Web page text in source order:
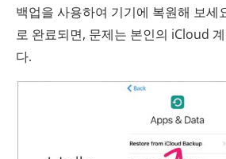
백업을 사용하여 기기에 복원해 보세
로 완료되면, 문제는 본인의 iCloud
다.